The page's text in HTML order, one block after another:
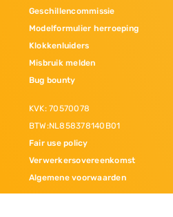
Geschillencommissie
Modelformulier herroeping
Klokkenluiders
Misbruik melden
Bug bounty
KVK: 70570078
BTW:NL858378140B01
Fair use policy
Verwerkersovereenkomst
Algemene voorwaarden